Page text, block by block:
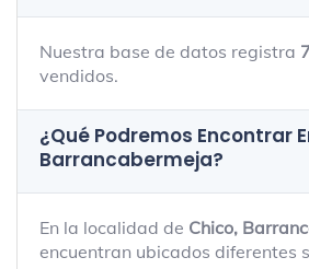
Nuestra base de datos registra
vendidos.
¿Qué Podremos Encontrar
Barrancabermeja?
En la localidad de Chico,
encuentran ubicados diferentes